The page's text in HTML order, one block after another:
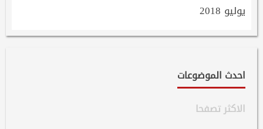
يوليو 2018
احدث الموضوعات
الاكثر تصفحا